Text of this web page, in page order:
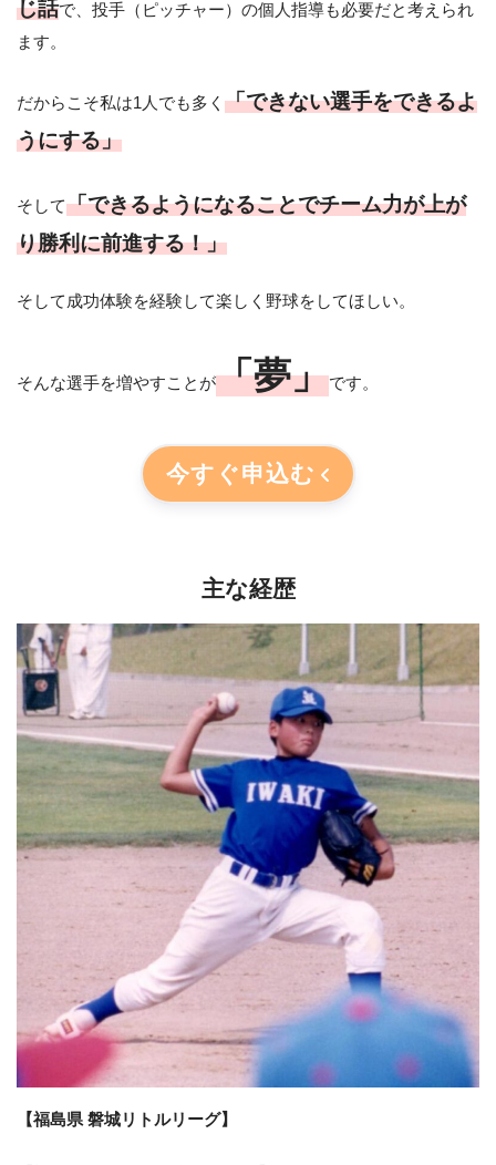
じ話で、投手（ピッチャー）の個人指導も必要だと考えられ
ます。
だからこそ私は1人でも多く 「できない選手をできるよ
うにする」
そして「できるようになることでチーム力が上が
り勝利に前進する！」
そして成功体験を経験して楽しく野球をしてほしい。
そんな選手を増やすことが「夢」です。
今すぐ申込む
主な経歴
【福島県 磐城リトルリーグ】